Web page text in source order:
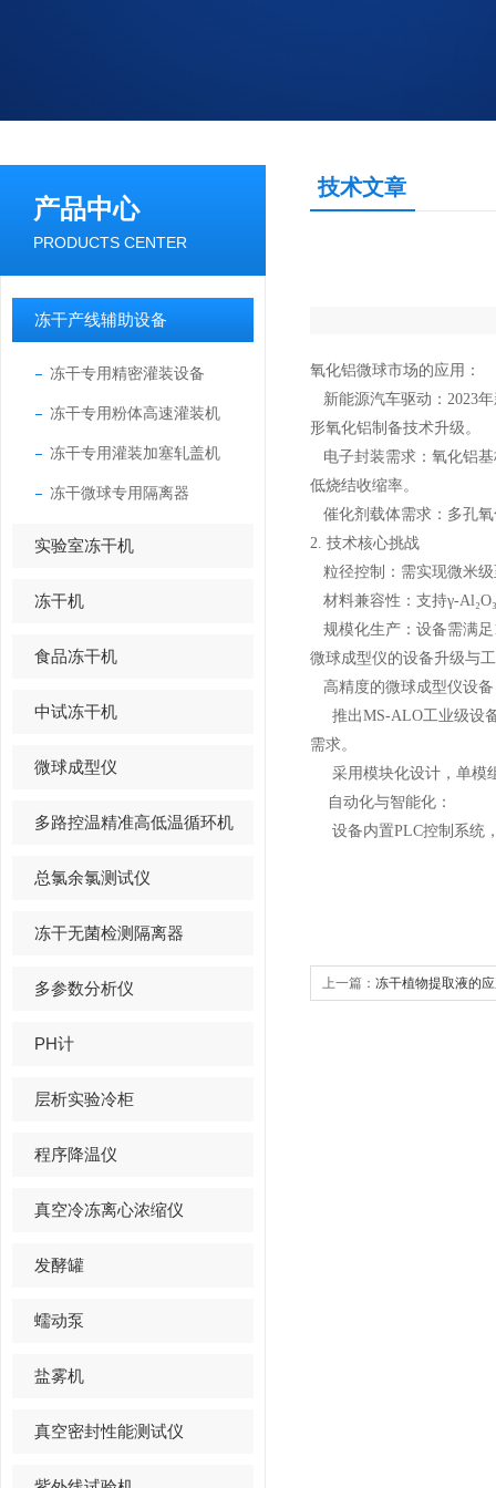
产品中心
PRODUCTS CENTER
冻干产线辅助设备
冻干专用精密灌装设备
冻干专用粉体高速灌装机
冻干专用灌装加塞轧盖机
冻干微球专用隔离器
实验室冻干机
冻干机
食品冻干机
中试冻干机
微球成型仪
多路控温精准高低温循环机
总氯余氯测试仪
冻干无菌检测隔离器
多参数分析仪
PH计
层析实验冷柜
程序降温仪
真空冷冻离心浓缩仪
发酵罐
蠕动泵
盐雾机
真空密封性能测试仪
技术文章
氧化铝微球市场的应用：
新能源汽车驱动： 2023
形氧化铝制备技术升级。
电子封装需求：氧化铝
低烧结收缩率。
催化剂载体需求：多孔
2. 技术核心挑战
粒径控制：需实现微米
材料兼容性：支持γ-Al₂O
规模化生产：设备需满足
微球成型仪的设备升级与
高精度的微球成型仪设
推出MS-ALO工业级设
需求。
采用模块化设计，单模
自动化与智能化：
设备内置PLC控制系统
上一篇： 冻干植物提取液的